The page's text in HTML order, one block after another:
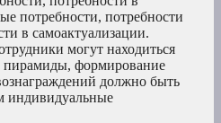
потребности, потребности
в самоактуализации.
могут находиться
пирамиды, формирование
должно быть